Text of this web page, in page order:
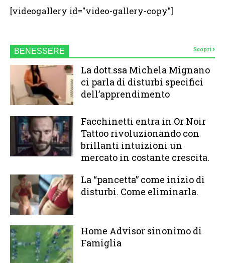
[videogallery id="video-gallery-copy"]
BENESSERE Scopri
La dott.ssa Michela Mignano
ci parla di disturbi specifici
dell’apprendimento
Facchinetti entra in Or Noir
Tattoo rivoluzionando con
brillanti intuizioni un
mercato in costante crescita.
La “pancetta” come inizio di
disturbi. Come eliminarla.
Home Advisor sinonimo di
Famiglia